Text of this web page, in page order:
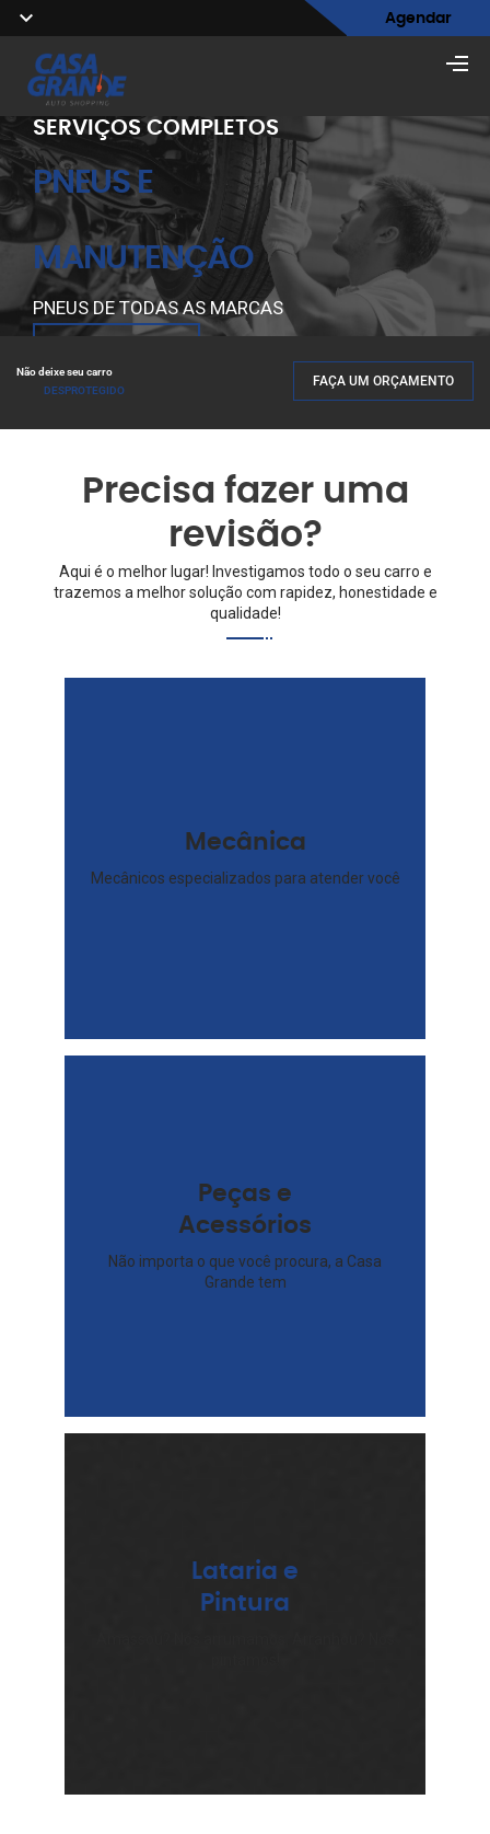
Agendar
SERVIÇOS COMPLETOS
PNEUS E
MANUTENÇÃO
PNEUS DE TODAS AS MARCAS
SOLICITAR ORÇAMENTO
Não deixe seu carro
DESPROTEGIDO
FAÇA UM ORÇAMENTO
Precisa fazer uma
revisão?
Aqui é o melhor lugar! Investigamos todo o seu carro e
trazemos a melhor solução com rapidez, honestidade e
qualidade!
Mecânica
Mecânicos especializados para atender você
Peças e
Acessórios
Não importa o que você procura, a Casa
Grande tem
Lataria e
Pintura